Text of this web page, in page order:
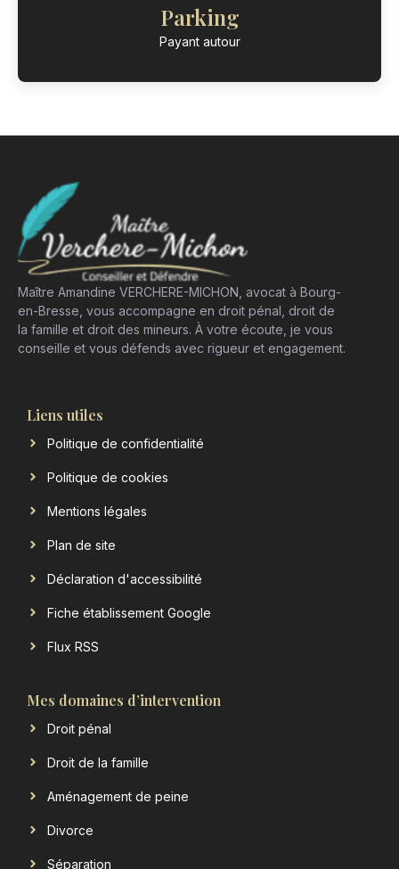
Parking
Payant autour
Maître Amandine VERCHERE-MICHON, avocat à Bourg-
en-Bresse, vous accompagne en droit pénal, droit de
la famille et droit des mineurs. À votre écoute, je vous
conseille et vous défends avec rigueur et engagement.
Liens utiles
Politique de confidentialité
Politique de cookies
Mentions légales
Plan de site
Déclaration d'accessibilité
Fiche établissement Google
Flux RSS
Mes domaines d’intervention
Droit pénal
Droit de la famille
Aménagement de peine
Divorce
Séparation